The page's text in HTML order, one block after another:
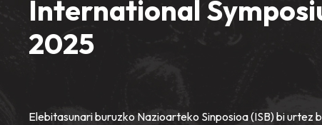
International
2025
Elebitasunari buruzko Nazioarteko Sinposioa (ISB) bi